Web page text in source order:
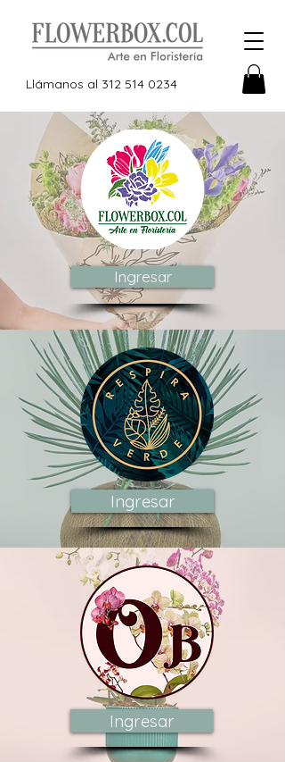
Llámanos al 312 514 0234
Ingresar
Ingresar
Ingresar